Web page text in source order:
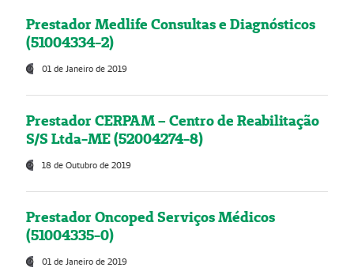
Prestador Medlife Consultas e Diagnósticos
(51004334-2)
01 de Janeiro de 2019
Prestador CERPAM – Centro de Reabilitação
S/S Ltda-ME (52004274-8)
18 de Outubro de 2019
Prestador Oncoped Serviços Médicos
(51004335-0)
01 de Janeiro de 2019